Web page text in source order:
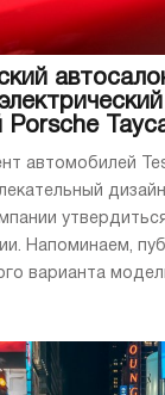
Porsche
автомобилей
Напоминаем,
варианта